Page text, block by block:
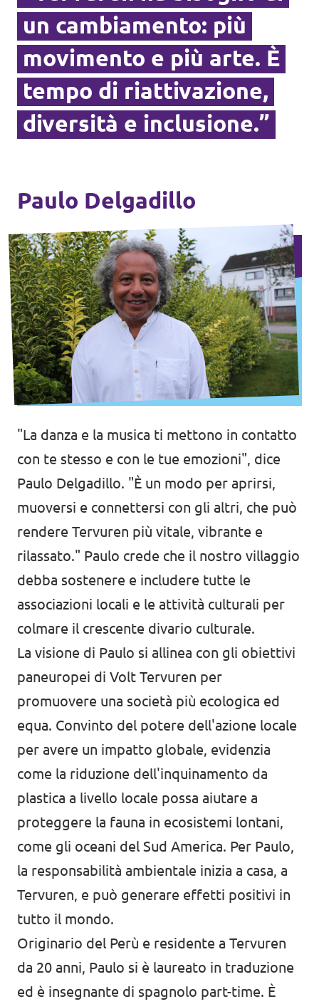
Volontario
Website Volt België
un cambiamento: più
movimento e più arte. È
tempo di riattivazione,
diversità e inclusione.”
Paulo Delgadillo
"La danza e la musica ti mettono in contatto
con te stesso e con le tue emozioni", dice
Paulo Delgadillo. "È un modo per aprirsi,
muoversi e connettersi con gli altri, che può
rendere Tervuren più vitale, vibrante e
rilassato." Paulo crede che il nostro villaggio
debba sostenere e includere tutte le
associazioni locali e le attività culturali per
colmare il crescente divario culturale.
La visione di Paulo si allinea con gli obiettivi
paneuropei di Volt Tervuren per
promuovere una società più ecologica ed
equa. Convinto del potere dell'azione locale
per avere un impatto globale, evidenzia
come la riduzione dell'inquinamento da
plastica a livello locale possa aiutare a
proteggere la fauna in ecosistemi lontani,
come gli oceani del Sud America. Per Paulo,
la responsabilità ambientale inizia a casa, a
Tervuren, e può generare effetti positivi in
tutto il mondo.
Originario del Perù e residente a Tervuren
da 20 anni, Paulo si è laureato in traduzione
ed è insegnante di spagnolo part-time. È